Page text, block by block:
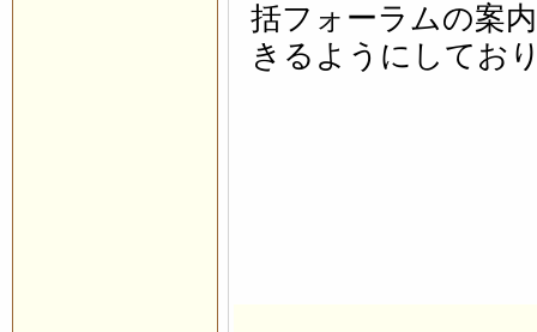
括フォーラムの案
きるようにしてお